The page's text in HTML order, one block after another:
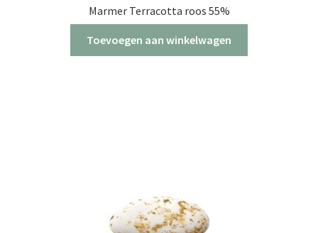
Marmer Terracotta roos 55%
Toevoegen aan winkelwagen